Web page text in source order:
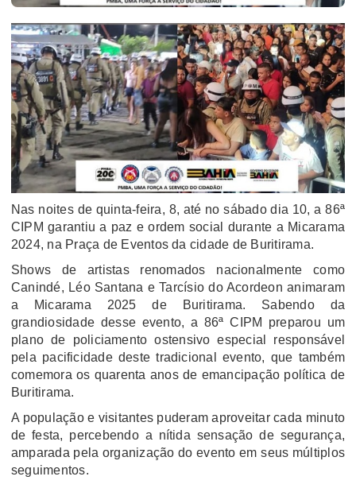
Nas noites de quinta-feira, 8, até no sábado dia 10, a 86ª
CIPM garantiu a paz e ordem social durante a Micarama
2024, na Praça de Eventos da cidade de Buritirama.
Shows de artistas renomados nacionalmente como
Canindé, Léo Santana e Tarcísio do Acordeon animaram
a Micarama 2025 de Buritirama. Sabendo da
grandiosidade desse evento, a 86ª CIPM preparou um
plano de policiamento ostensivo especial responsável
pela pacificidade deste tradicional evento, que também
comemora os quarenta anos de emancipação política de
Buritirama.
A população e visitantes puderam aproveitar cada minuto
de festa, percebendo a nítida sensação de segurança,
amparada pela organização do evento em seus múltiplos
seguimentos.